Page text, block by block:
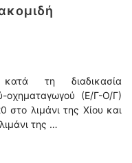
τη διαδικασία
οχηματαγωγού (Ε/Γ-Ο/Γ)
λιμάνι της Χίου και
της …